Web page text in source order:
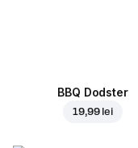
BBQ Dodster
19,99 lei